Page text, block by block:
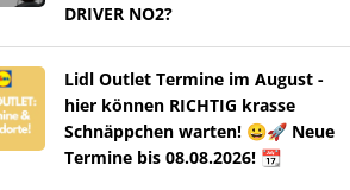
DRIVER NO2?
Lidl Outlet Termine im August -
hier können RICHTIG krasse
Schnäppchen warten! 😀🚀 Neue
Termine bis 08.08.2026! 📆